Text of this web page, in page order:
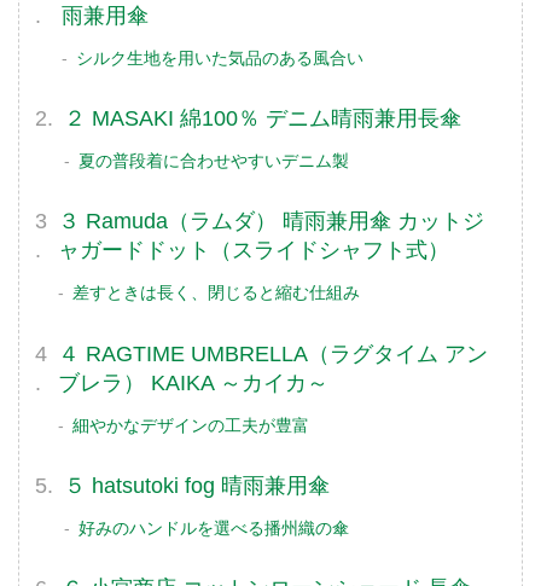
雨兼用傘
シルク生地を用いた気品のある風合い
２ MASAKI 綿100％ デニム晴雨兼用長傘
夏の普段着に合わせやすいデニム製
３ Ramuda（ラムダ） 晴雨兼用傘 カットジ
ャガードドット（スライドシャフト式）
差すときは長く、閉じると縮む仕組み
４ RAGTIME UMBRELLA（ラグタイム アン
ブレラ） KAIKA ～カイカ～
細やかなデザインの工夫が豊富
５ hatsutoki fog 晴雨兼用傘
好みのハンドルを選べる播州織の傘